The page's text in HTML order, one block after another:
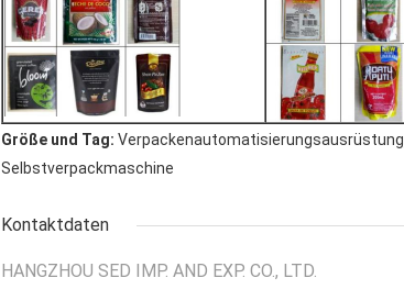
Größe und Tag: Verpackenautomatisierungsausrüstung
Selbstverpackmaschine
Kontaktdaten
HANGZHOU SED IMP. AND EXP. CO., LTD.